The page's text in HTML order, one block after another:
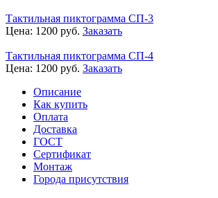
Тактильная пиктограмма СП-3
Цена: 1200 руб. Заказать
Тактильная пиктограмма СП-4
Цена: 1200 руб. Заказать
Описание
Как купить
Оплата
Доставка
ГОСТ
Сертификат
Монтаж
Города присутствия